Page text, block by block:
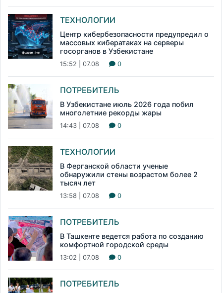
ТЕХНОЛОГИИ
Центр кибербезопасности предупредил о
массовых кибератаках на серверы
госорганов в Узбекистане
15:52 | 07.08 0
ПОТРЕБИТЕЛЬ
В Узбекистане июль 2026 года побил
многолетние рекорды жары
14:43 | 07.08 0
ТЕХНОЛОГИИ
В Ферганской области ученые
обнаружили стены возрастом более 2
тысяч лет
13:58 | 07.08 0
ПОТРЕБИТЕЛЬ
В Ташкенте ведется работа по созданию
комфортной городской среды
13:02 | 07.08 0
ПОТРЕБИТЕЛЬ